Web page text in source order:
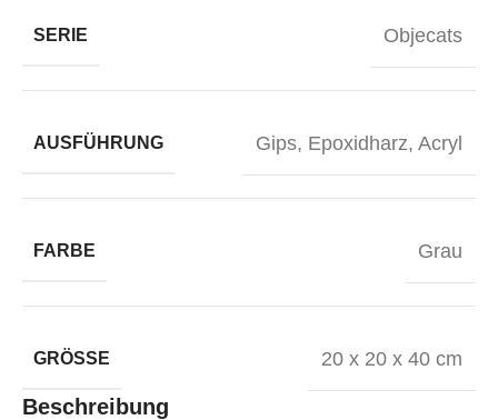
SERIE Objecats
AUSFÜHRUNG Gips, Epoxidharz, Acryl
FARBE Grau
GRÖSSE 20 x 20 x 40 cm
Beschreibung